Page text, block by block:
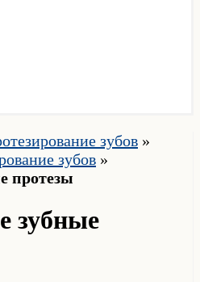
зубов »
зубов »
протезы
зубные